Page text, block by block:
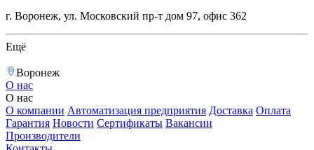
г. Воронеж, ул. Московский пр-т дом 97, офис 362
Ещё
Воронеж
О нас
О нас
О компании Автоматизация предприятия Доставка Оплата
Гарантия Новости Сертификаты Вакансии
Производители